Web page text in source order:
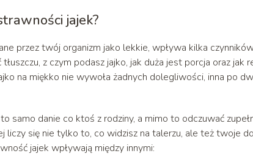
jajek?
przez twój organizm jako lekkie, wpływa kilka
tłuszczu, z czym podasz jajko, jak duża jest porcja oraz
na miękko nie wywoła żadnych dolegliwości, inna po
samo danie co ktoś z rodziny, a mimo to odczuwać
liczy się nie tylko to, co widzisz na talerzu, ale też twoje
jajek wpływają między innymi: